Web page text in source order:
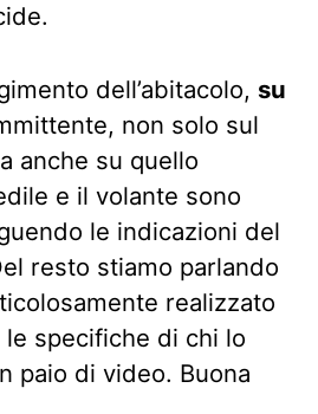
dell’abitacolo, su
non solo sul
anche su quello
e il volante sono
le indicazioni del
resto stiamo parlando
realizzato
le specifiche di chi lo
paio di video. Buona